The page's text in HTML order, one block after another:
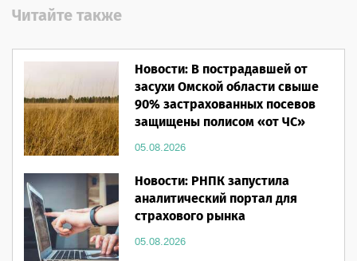
Читайте также
Новости: В пострадавшей от
засухи Омской области свыше
90% застрахованных посевов
защищены полисом «от ЧС»
05.08.2026
Новости: РНПК запустила
аналитический портал для
страхового рынка
05.08.2026